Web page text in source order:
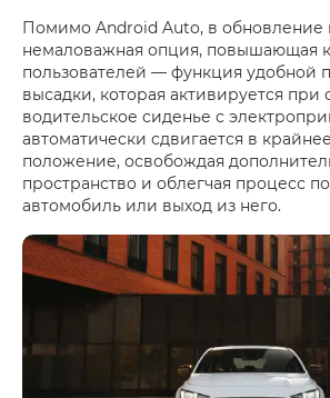
Помимо Android Auto, в
немаловажная опция, повышающая
пользователей — функция удобной
высадки, которая активируется при
водительское сиденье с
автоматически сдвигается в
положение, освобождая
пространство и облегчая процесс
автомобиль или выход из него.